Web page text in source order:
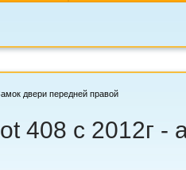
двери передней правой
408 с 2012г -